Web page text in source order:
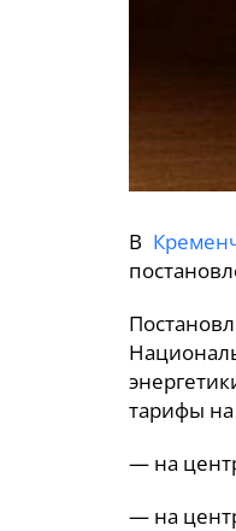
В
тарифы
— на
— на